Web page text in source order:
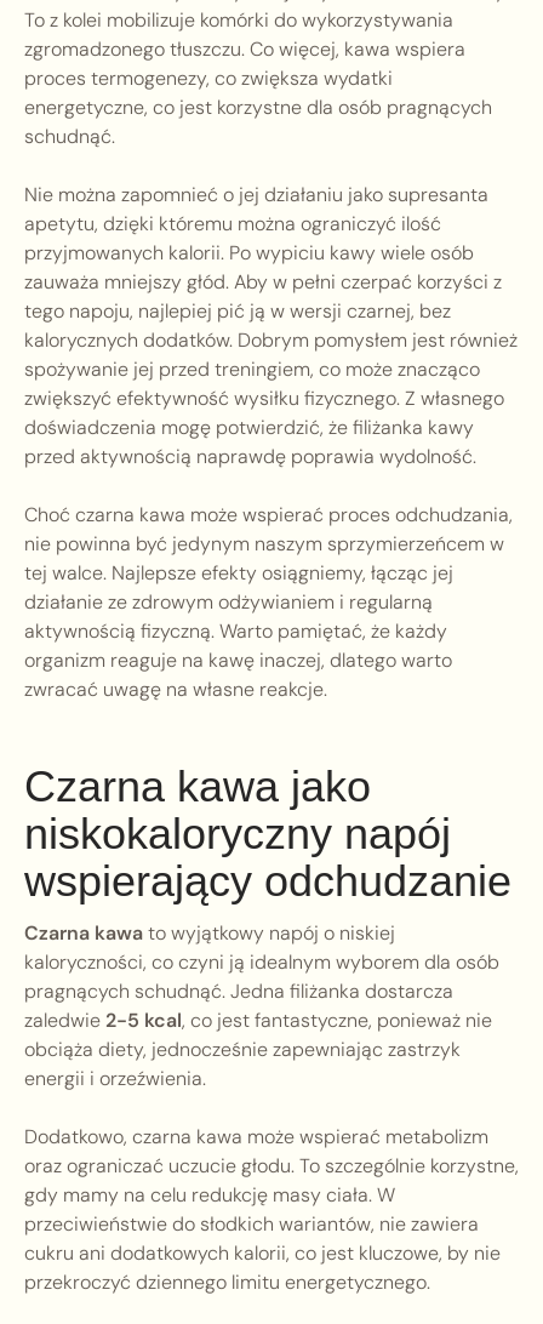
To z kolei mobilizuje komórki do wykorzystywania
zgromadzonego tłuszczu. Co więcej, kawa wspiera
proces termogenezy, co zwiększa wydatki
energetyczne, co jest korzystne dla osób pragnących
schudnąć.
Nie można zapomnieć o jej działaniu jako supresanta
apetytu, dzięki któremu można ograniczyć ilość
przyjmowanych kalorii. Po wypiciu kawy wiele osób
zauważa mniejszy głód. Aby w pełni czerpać korzyści z
tego napoju, najlepiej pić ją w wersji czarnej, bez
kalorycznych dodatków. Dobrym pomysłem jest również
spożywanie jej przed treningiem, co może znacząco
zwiększyć efektywność wysiłku fizycznego. Z własnego
doświadczenia mogę potwierdzić, że filiżanka kawy
przed aktywnością naprawdę poprawia wydolność.
Choć czarna kawa może wspierać proces odchudzania,
nie powinna być jedynym naszym sprzymierzeńcem w
tej walce. Najlepsze efekty osiągniemy, łącząc jej
działanie ze zdrowym odżywianiem i regularną
aktywnością fizyczną. Warto pamiętać, że każdy
organizm reaguje na kawę inaczej, dlatego warto
zwracać uwagę na własne reakcje.
Czarna kawa jako
niskokaloryczny napój
wspierający odchudzanie
Czarna kawato wyjątkowy napój o niskiej
kaloryczności, co czyni ją idealnym wyborem dla osób
pragnących schudnąć. Jedna filiżanka dostarcza
zaledwie2-5 kcal, co jest fantastyczne, ponieważ nie
obciąża diety, jednocześnie zapewniając zastrzyk
energii i orzeźwienia.
Dodatkowo, czarna kawa może wspierać metabolizm
oraz ograniczać uczucie głodu. To szczególnie korzystne,
gdy mamy na celu redukcję masy ciała. W
przeciwieństwie do słodkich wariantów, nie zawiera
cukru ani dodatkowych kalorii, co jest kluczowe, by nie
przekroczyć dziennego limitu energetycznego.